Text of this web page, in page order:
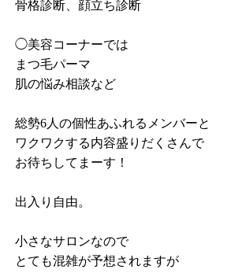
骨格診断、顔立ち診断
◯美容コーナーでは
まつ毛パーマ
肌の悩み相談など
総勢6人の個性あふれるメンバーと
ワクワクする内容盛りだくさんで
お待ちしてまーす！
出入り自由。
小さなサロンなので
とても混雑が予想されますが